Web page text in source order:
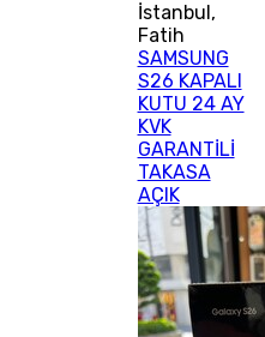
İstanbul ,
Fatih
SAMSUNG
S26 KAPALI
KUTU 24 AY
KVK
GARANTİLİ
TAKASA
AÇIK